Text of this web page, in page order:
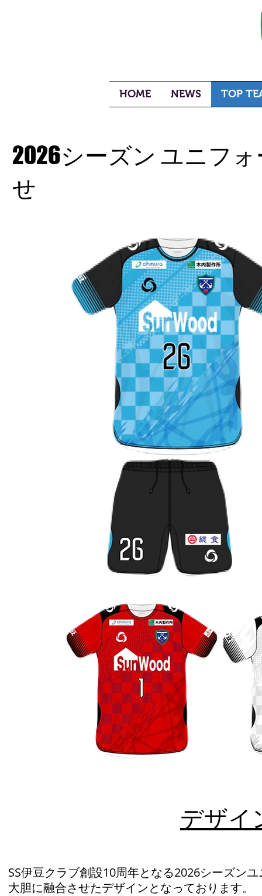
HOME NEWS TOP
2026シーズン ユニフ
せ
デザイ
SS伊豆クラブ創設10周年となる2026シーズン
大胆に融合させたデザインとなっております。